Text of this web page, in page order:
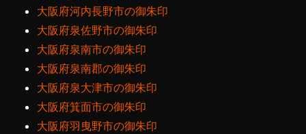
大阪府河内長野市の御朱印
大阪府泉佐野市の御朱印
大阪府泉南市の御朱印
大阪府泉南郡の御朱印
大阪府泉大津市の御朱印
大阪府箕面市の御朱印
大阪府羽曳野市の御朱印